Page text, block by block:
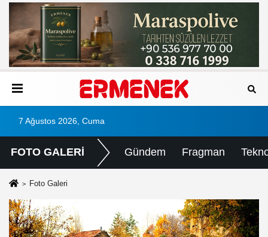
7 Ağustos 2026, Cuma
FOTO GALERİ Gündem Fragman
Foto Galeri